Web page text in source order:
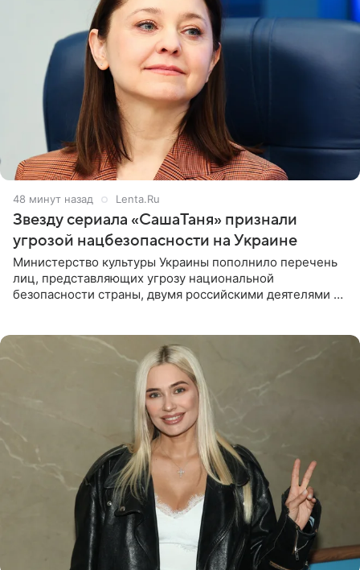
48 минут назад Lenta.Ru
Звезду сериала «СашаТаня» признали
угрозой нацбезопасности на Украине
Министерство культуры Украины пополнило перечень
лиц, представляющих угрозу национальной
безопасности страны, двумя российскими деятелями —